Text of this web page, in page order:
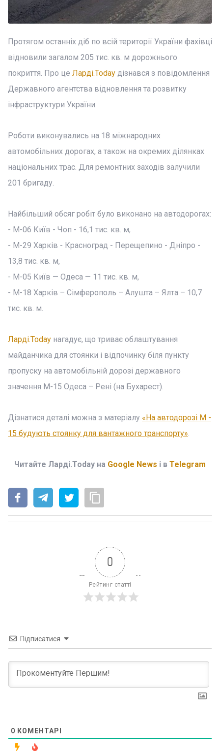
Протягом останніх діб по всій території України фахівці
відновили загалом 205 тис. кв. м дорожнього
покриття. Про це Ларді.Today дізнався з повідомлення
Державного агентства відновлення та розвитку
інфраструктури України.
Роботи виконувались на 18 міжнародних
автомобільних дорогах, а також на окремих ділянках
національних трас. Для ремонтних заходів залучили
201 бригаду.
Найбільший обсяг робіт було виконано на автодорогах:
- М-06 Київ - Чоп - 16,1 тис. кв. м,
- М-29 Харків - Красноград - Перещепино - Дніпро -
13,8 тис. кв. м,
- М-05 Київ — Одеса — 11 тис. кв. м,
- М-18 Харків – Сімферополь – Алушта – Ялта – 10,7
тис. кв. м.
Ларді.Today нагадує, що триває облаштування
майданчика для стоянки і відпочинку біля пункту
пропуску на автомобільній дорозі державного
значення М-15 Одеса – Рені (на Бухарест).
Дізнатися деталі можна з матеріалу «На автодорозі М -
15 будують стоянку для вантажного транспорту».
Читайте Ларді.Today на Google News і в Telegram
0
Рейтинг статті
Підписатися
0 КОМЕНТАРІ